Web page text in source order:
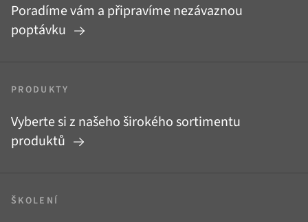
Poradíme vám a připravíme nezávaznou
poptávku
PRODUKTY
Vyberte si z našeho širokého sortimentu
produktů
ŠKOLENÍ